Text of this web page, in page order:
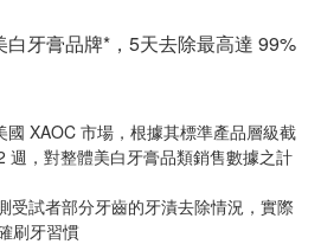
牙膏品牌*，5天去除最高達 99%
國 XAOC 市場，根據其標準產品層級截
週，對整體美白牙膏品類銷售數據之計
受試者部分牙齒的牙漬去除情況，實際
刷牙習慣